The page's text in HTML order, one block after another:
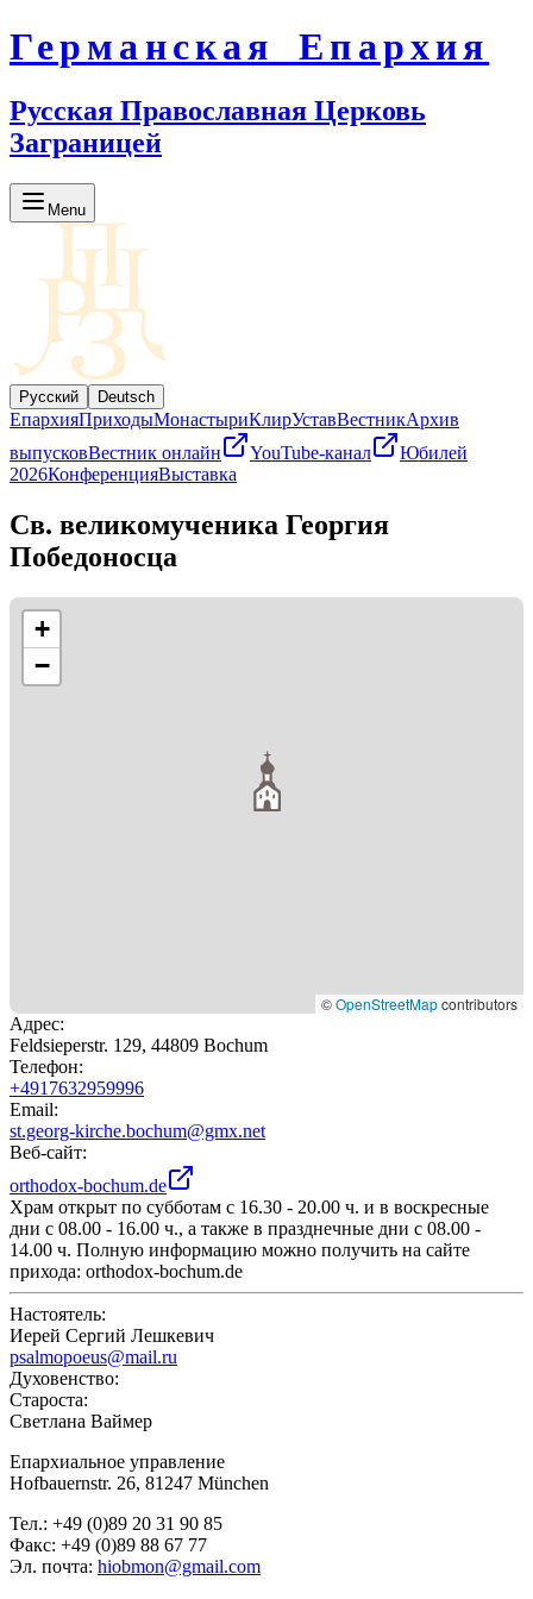
Германская Епархия
Русская Православная Церковь
Заграницей
Menu
Русский Deutsch
ЕпархияПриходыМонастыриКлирУставВестникАрхив
выпусковВестник онлайн YouTube-канал
Юбилей
2026КонференцияВыставка
Св. великомученика Георгия
Победоносца
+
−
©OpenStreetMapcontributors
Адрес:
Feldsieperstr. 129, 44809 Bochum
Телефон:
+4917632959996
Email:
st.georg-kirche.bochum@gmx.net
Веб-сайт:
orthodox-bochum.de
Храм открыт по субботам с 16.30 - 20.00 ч. и в воскресные
дни с 08.00 - 16.00 ч., а также в празднечные дни с 08.00 -
14.00 ч. Полную информацию можно получить на сайте
прихода: orthodox-bochum.de
Настоятель:
Иерей Сергий Лешкевич
psalmopoeus@mail.ru
Духовенство:
Староста:
Светлана Ваймер
Епархиальное управление
Hofbauernstr. 26, 81247 München
Тел.: +49 (0)89 20 31 90 85
Факс: +49 (0)89 88 67 77
Эл. почта: hiobmon@gmail.com